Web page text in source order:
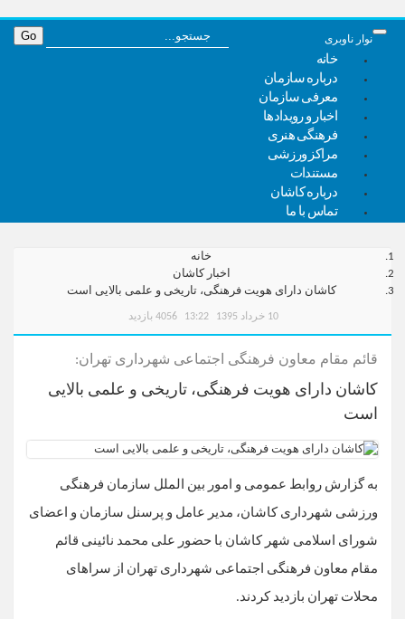
نوار ناوبری
خانه
درباره سازمان
معرفی سازمان
اخبار و رویدادها
فرهنگی هنری
مراکز ورزشی
مستندات
درباره کاشان
تماس با ما
خانه
اخبار کاشان
کاشان دارای هویت فرهنگی، تاریخی و علمی بالایی است
10 خرداد 1395 13:22 4056 بازدید
قائم مقام معاون فرهنگی اجتماعی شهرداری تهران:
کاشان دارای هویت فرهنگی، تاریخی و علمی بالایی
است
به گزارش روابط عمومی و امور بین الملل سازمان فرهنگی
ورزشی شهرداری کاشان، مدیر عامل و پرسنل سازمان و اعضای
شورای اسلامی شهر کاشان با حضور علی محمد نائینی قائم
مقام معاون فرهنگی اجتماعی شهرداری تهران از سراهای
محلات تهران بازدید کردند.